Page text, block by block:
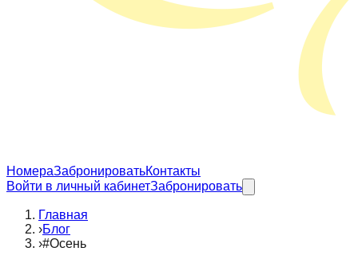
НомераЗабронироватьКонтакты
Войти в личный кабинетЗабронировать
Главная
›Блог
›#Осень